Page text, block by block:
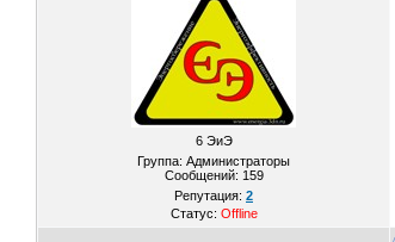
6 ЭиЭ
Группа: Администраторы
Сообщений: 159
Репутация: 2
Статус: Offline